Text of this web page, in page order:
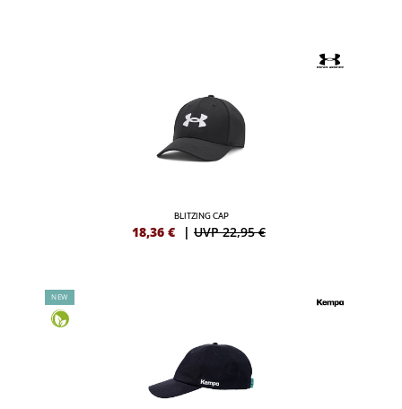
BLITZING CAP
18,36 € | UVP 22,95 €
NEW